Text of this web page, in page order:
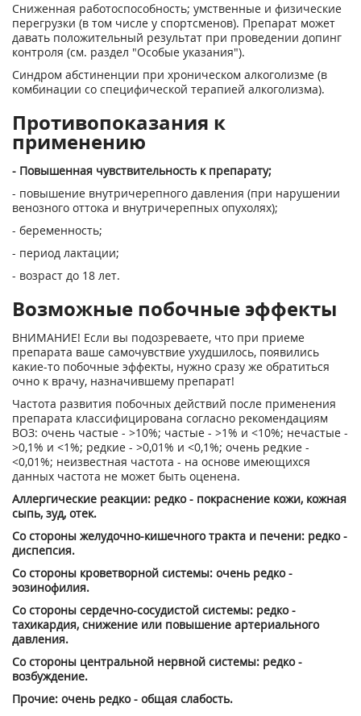
Сниженная работоспособность; умственные и физические
перегрузки (в том числе у спортсменов). Препарат может
давать положительный результат при проведении допинг
контроля (см. раздел "Особые указания").
Синдром абстиненции при хроническом алкоголизме (в
комбинации со специфической терапией алкоголизма).
Противопоказания к
применению
- Повышенная чувствительность к препарату;
- повышение внутричерепного давления (при нарушении
венозного оттока и внутричерепных опухолях);
- беременность;
- период лактации;
- возраст до 18 лет.
Возможные побочные эффекты
ВНИМАНИЕ! Если вы подозреваете, что при приеме
препарата ваше самочувствие ухудшилось, появились
какие-то побочные эффекты, нужно сразу же обратиться
очно к врачу, назначившему препарат!
Частота развития побочных действий после применения
препарата классифицирована согласно рекомендациям
ВОЗ: очень частые - >10%; частые - >1% и <10%; нечастые -
>0,1% и <1%; редкие - >0,01% и <0,1%; очень редкие -
<0,01%; неизвестная частота - на основе имеющихся
данных частота не может быть оценена.
Аллергические реакции: редко - покраснение кожи, кожная
сыпь, зуд, отек.
Со стороны желудочно-кишечного тракта и печени: редко -
диспепсия.
Со стороны кроветворной системы: очень редко -
эозинофилия.
Со стороны сердечно-сосудистой системы: редко -
тахикардия, снижение или повышение артериального
давления.
Со стороны центральной нервной системы: редко -
возбуждение.
Прочие: очень редко - общая слабость.